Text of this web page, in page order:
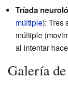
Tríada
múltiple): Tres
múltiple
al intentar
Galería